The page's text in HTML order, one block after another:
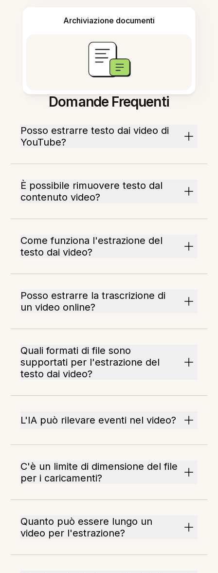
Archiviazione documenti
Domande Frequenti
Posso estrarre testo dai video di
YouTube?
È possibile rimuovere testo dal
contenuto video?
Come funziona l'estrazione del
testo dai video?
Posso estrarre la trascrizione di
un video online?
Quali formati di file sono
supportati per l'estrazione del
testo dai video?
L'IA può rilevare eventi nel video?
C'è un limite di dimensione del file
per i caricamenti?
Quanto può essere lungo un
video per l'estrazione?